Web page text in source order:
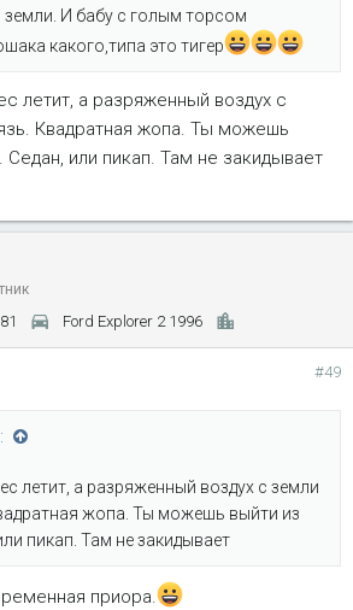
И бабу с голым торсом
какого,типа это тигер
летит, а разряженный воздух с
Квадратная жопа. Ты можешь
или пикап. Там не закидывает
81 Ford Explorer 2 1996
#49
летит, а разряженный воздух с земли
жопа. Ты можешь выйти из
пикап. Там не закидывает
приора.